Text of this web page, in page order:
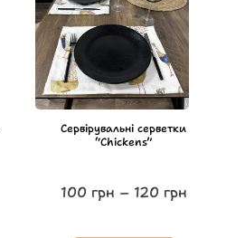
Сервірувальні серветки
“Chickens”
100 грн – 120 грн